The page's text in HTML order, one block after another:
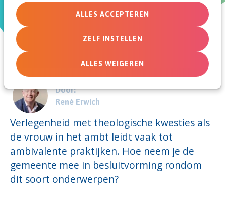
ALLES ACCEPTEREN
ZELF INSTELLEN
ALLES WEIGEREN
Door:
René Erwich
Verlegenheid met theologische kwesties als
de vrouw in het ambt leidt vaak tot
ambivalente praktijken. Hoe neem je de
gemeente mee in besluitvorming rondom
dit soort onderwerpen?